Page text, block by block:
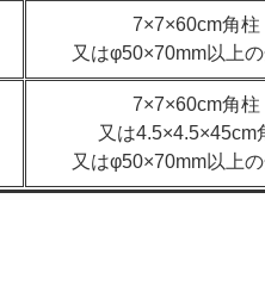
7×7×60cm角柱
又はφ50×70mm以上
7×7×60cm角柱
又は4.5×4.5×45cm
又はφ50×70mm以上